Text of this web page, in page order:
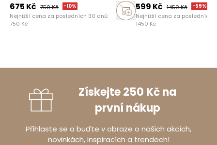
675 Kč 750Kč -10%
Nejnižší cena za posledních 30 dnů:
750 Kč
599 Kč 1450Kč -59%
Nejnižší cena za posledních
1450 Kč
Získejte 250 Kč na
první nákup
Přihlaste se a buďte v obraze o našich akcích,
novinkách, inspiracích a trendech!